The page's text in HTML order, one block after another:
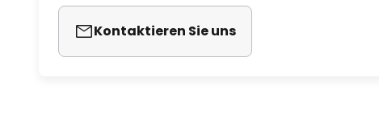
Kontaktieren Sie uns